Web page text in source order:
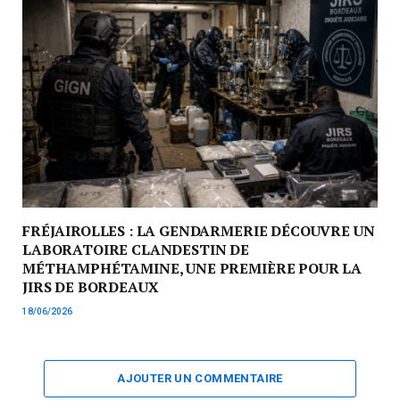
FRÉJAIROLLES : LA GENDARMERIE DÉCOUVRE UN
LABORATOIRE CLANDESTIN DE
MÉTHAMPHÉTAMINE, UNE PREMIÈRE POUR LA
JIRS DE BORDEAUX
18/06/2026
AJOUTER UN COMMENTAIRE